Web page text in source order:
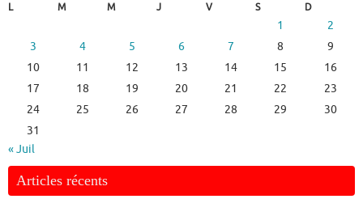
L
M M J V S D
1
2
3
4 5 6 7 8
9
10
11 12 13 14 15
16
17
18 19 20 21 22
23
24
25 26 27 28 29
30
31
« Juil
Articles récents